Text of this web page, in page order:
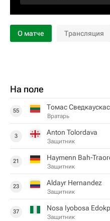
О матче Трансляция
На поле
55 Томас Сведкаускас
Вратарь
3 Anton Tolordava
Защитник
21 Haymenn Bah-
Защитник
23 Aldayr Hernandez
Защитник
37 Nosa Iyobosa
Защитник